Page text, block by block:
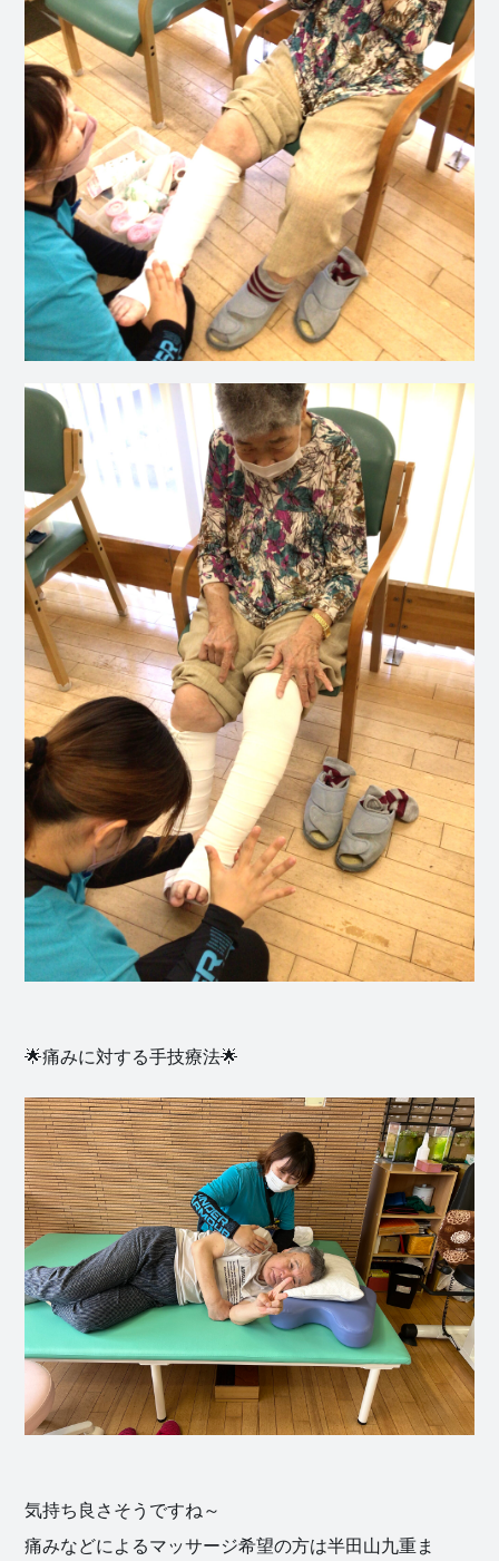
社会福祉
法人 慈悲
庵
🌟痛みに対する手技療法🌟
気持ち良さそうですね～
痛みなどによるマッサージ希望の方は半田山九重ま